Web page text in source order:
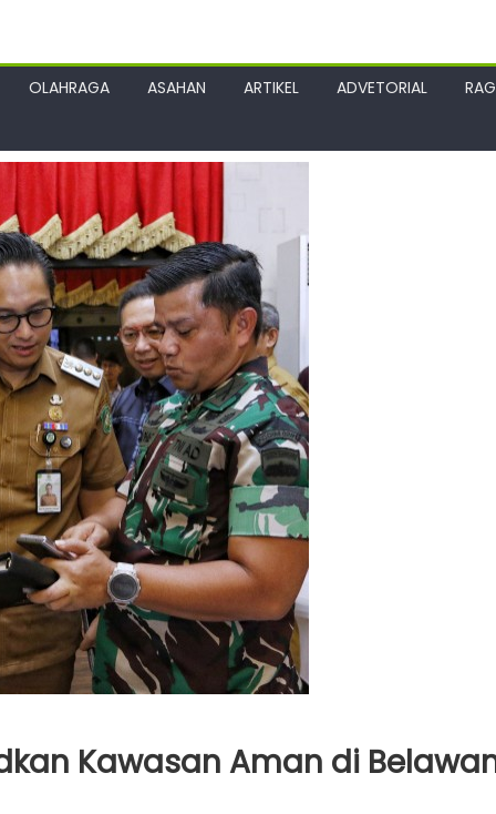
OLAHRAGA ASAHAN ARTIKEL ADVETORIAL
Kawasan Aman di